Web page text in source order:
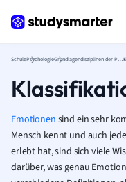
SchulePsychologie Grundlagendisziplinen der Psychologie
Emotionen sind ein sehr
Mensch kennt und auch
erlebt hat, sind sich viele
darüber, was genau